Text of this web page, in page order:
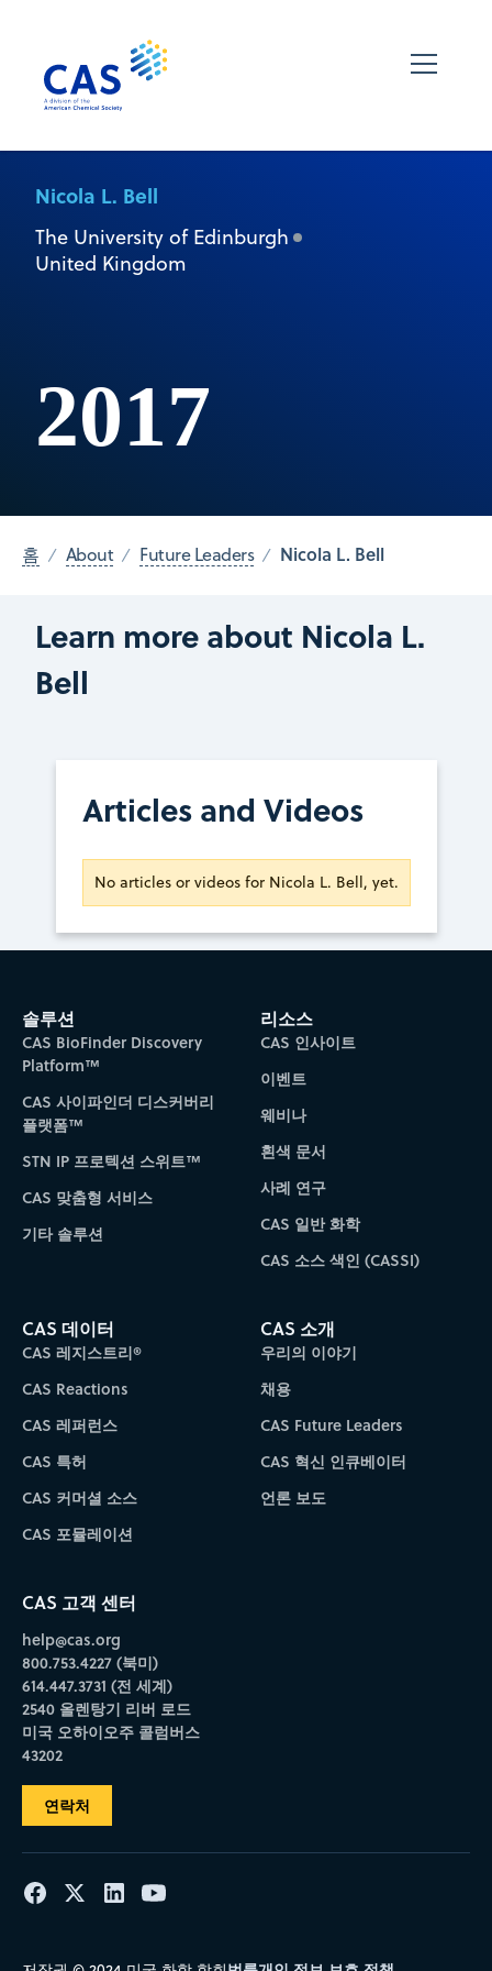
Nicola L. Bell
The University of Edinburgh
United Kingdom
2017
홈 About Future Leaders Nicola L. Bell
Learn more about Nicola L.
Bell
Articles and Videos
No articles or videos for Nicola L. Bell, yet.
솔루션
CAS BioFinder Discovery
Platform™
CAS 사이파인더 디스커버리
플랫폼™
STN IP 프로텍션 스위트™
CAS 맞춤형 서비스
기타 솔루션
리소스
CAS 인사이트
이벤트
웨비나
흰색 문서
사례 연구
CAS 일반 화학
CAS 소스 색인 (CASSI)
CAS 데이터
CAS 레지스트리®
CAS Reactions
CAS 레퍼런스
CAS 특허
CAS 커머셜 소스
CAS 포뮬레이션
CAS 소개
우리의 이야기
채용
CAS Future Leaders
CAS 혁신 인큐베이터
언론 보도
CAS 고객 센터
help@cas.org
800.753.4227 (북미)
614.447.3731 (전 세계)
2540 올렌탕기 리버 로드
미국 오하이오주 콜럼버스
43202
연락처